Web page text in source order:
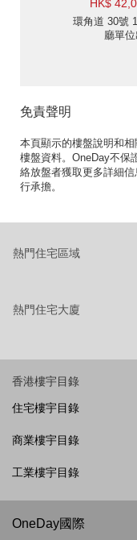
HK$
環角道 30號
廳單位
免責聲明
本頁顯示的樓盤說明和
樓盤資料。OneDay不保
絡放盤者獲取更多詳細
行承擔。
熱門住宅區域
熱門住宅大廈
香港樓宇目錄
住宅樓宇目錄
商業樓宇目錄
工業樓宇目錄
OneDay國際